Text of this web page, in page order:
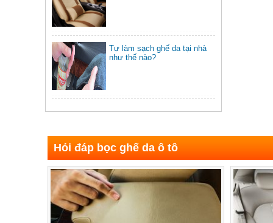
Tự làm sạch ghế da tại nhà
như thế nào?
Hỏi đáp bọc ghế da ô tô